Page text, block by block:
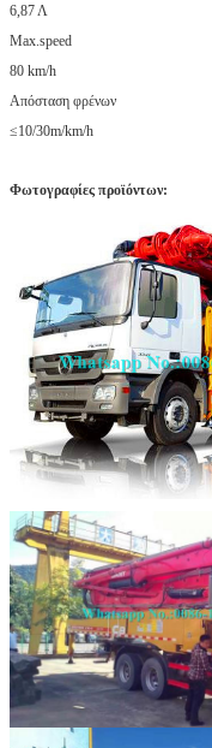
6,87 Λ
Max.speed
80 km/h
Απόσταση φρένων
≤10/30m/km/h
Φωτογραφίες προϊόντων: